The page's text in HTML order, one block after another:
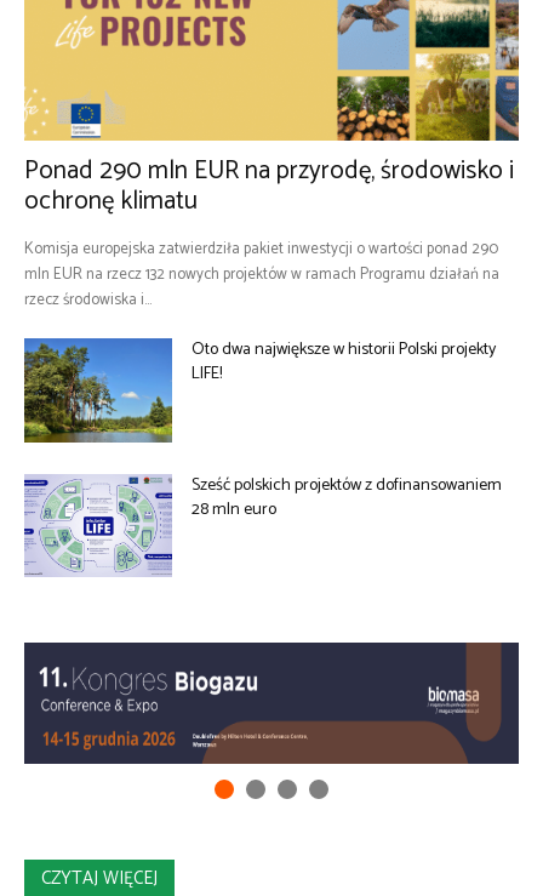
Ponad 290 mln EUR na przyrodę, środowisko i
ochronę klimatu
Komisja europejska zatwierdziła pakiet inwestycji o wartości ponad 290
mln EUR na rzecz 132 nowych projektów w ramach Programu działań na
rzecz środowiska i...
Oto dwa największe w historii Polski projekty
LIFE!
Sześć polskich projektów z dofinansowaniem
28 mln euro
CZYTAJ WIĘCEJ